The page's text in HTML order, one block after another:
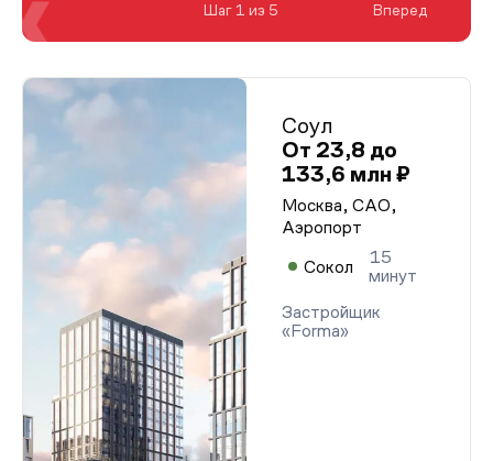
Соул
От 23,8 до
133,6 млн ₽
Москва, САО,
Аэропорт
Сокол
15
минут
Застройщик
«Forma»
Шаг 1 из 5 Вперед